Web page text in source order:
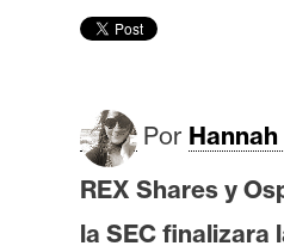
I
A
n
á
l
Por
REX Shares y
la SEC finalizara